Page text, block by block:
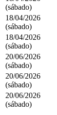
(sábado)
18/04/2026
(sábado)
18/04/2026
(sábado)
20/06/2026
(sábado)
20/06/2026
(sábado)
20/06/2026
(sábado)